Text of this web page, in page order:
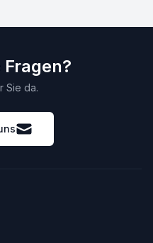
Fragen?
Sie da.